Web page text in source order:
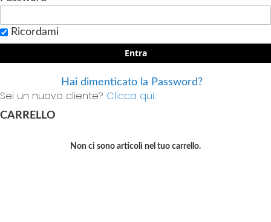
Ricordami
Entra
Hai dimenticato la Password?
Sei un nuovo cliente? Clicca qui.
CARRELLO
Non ci sono articoli nel tuo carrello.